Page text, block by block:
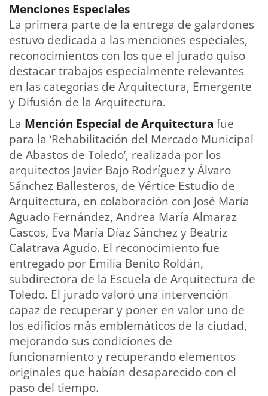
Menciones Especiales
La primera parte de la entrega de galardones
estuvo dedicada a las menciones especiales,
reconocimientos con los que el jurado quiso
destacar trabajos especialmente relevantes
en las categorías de Arquitectura, Emergente
y Difusión de la Arquitectura.
La Mención Especial de Arquitectura fue
para la ‘Rehabilitación del Mercado Municipal
de Abastos de Toledo’, realizada por los
arquitectos Javier Bajo Rodríguez y Álvaro
Sánchez Ballesteros, de Vértice Estudio de
Arquitectura, en colaboración con José María
Aguado Fernández, Andrea María Almaraz
Cascos, Eva María Díaz Sánchez y Beatriz
Calatrava Agudo. El reconocimiento fue
entregado por Emilia Benito Roldán,
subdirectora de la Escuela de Arquitectura de
Toledo. El jurado valoró una intervención
capaz de recuperar y poner en valor uno de
los edificios más emblemáticos de la ciudad,
mejorando sus condiciones de
funcionamiento y recuperando elementos
originales que habían desaparecido con el
paso del tiempo.